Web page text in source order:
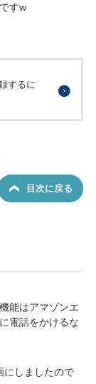
すw
するに
目次に戻る
能はアマゾンエ
電話をかけるな
にしましたので